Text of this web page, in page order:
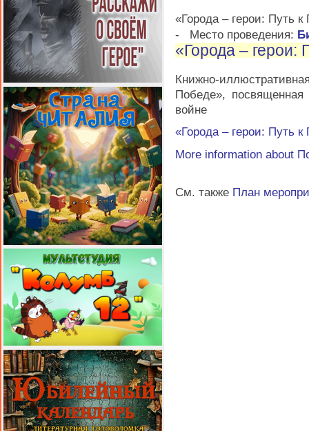
«Города – герои: Путь к
-
Место проведения:
«Города – герои:
Книжно-
Победе»,
войне
«Города – герои: Путь к
More information about
См. также План